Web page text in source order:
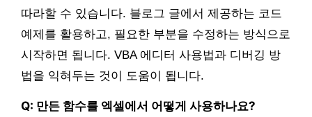
따라할 수 있습니다. 블로그 글에서 제공하는 코드
예제를 활용하고, 필요한 부분을 수정하는 방식으로
시작하면 됩니다. VBA 에디터 사용법과 디버깅 방
법을 익혀두는 것이 도움이 됩니다.
Q: 만든 함수를 엑셀에서 어떻게 사용하나요?